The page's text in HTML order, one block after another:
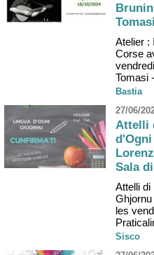
Atelier :
Corse
Tomasi
Bastia
27/06/
Attelli
Sala
Attelli di
Ghjornu
les
Sisco